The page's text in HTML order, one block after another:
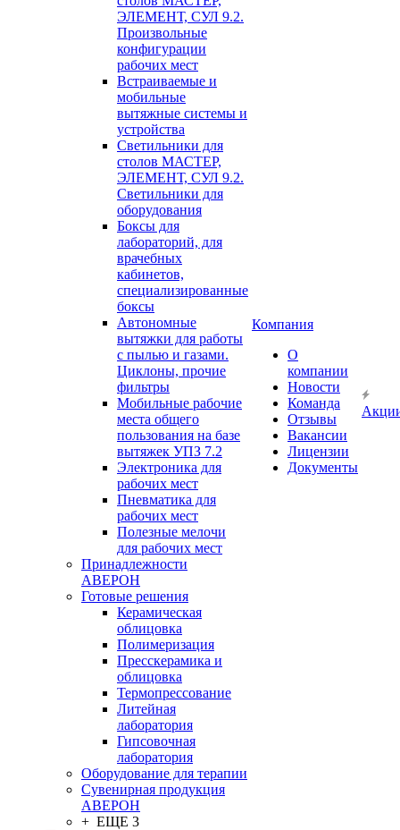
ЭЛЕМЕНТ, СУЛ 9.2.
Произвольные
конфигурации
рабочих мест
Встраиваемые и
мобильные
вытяжные системы и
устройства
Светильники для
столов МАСТЕР,
ЭЛЕМЕНТ, СУЛ 9.2.
Светильники для
оборудования
Боксы для
лабораторий, для
врачебных
кабинетов,
специализированные
боксы
Автономные
вытяжки для работы
с пылью и газами.
Циклоны, прочие
фильтры
Мобильные рабочие
места общего
пользования на базе
вытяжек УПЗ 7.2
Электроника для
рабочих мест
Пневматика для
рабочих мест
Полезные мелочи
для рабочих мест
Принадлежности
АВЕРОН
Готовые решения
Керамическая
облицовка
Полимеризация
Пресскерамика и
облицовка
Термопрессование
Литейная
лаборатория
Гипсовочная
лаборатория
Оборудование для терапии
Сувенирная продукция
АВЕРОН
+ ЕЩЕ 3
Компания
О
компании
Новости
Команда
Отзывы
Вакансии
Лицензии
Документы